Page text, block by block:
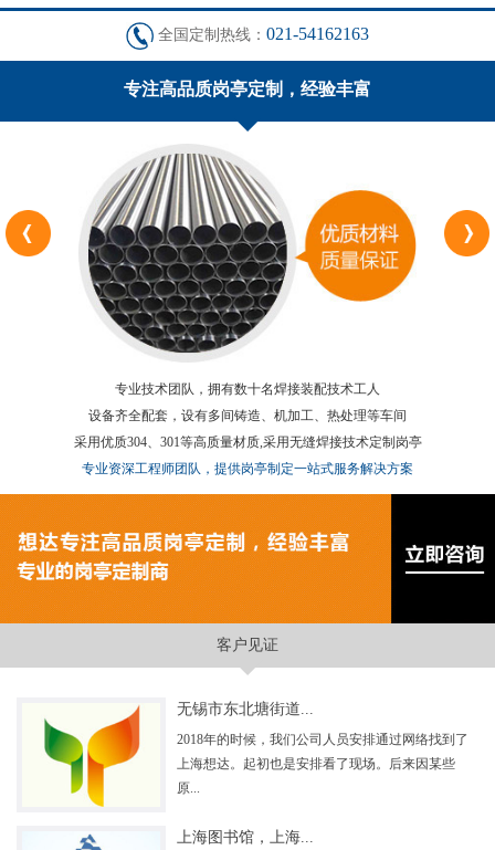
全国定制热线： 021-54162163
专注高品质岗亭定制，经验丰富
专业技术团队，拥有数十名焊接装配技术工人
设备齐全配套，设有多间铸造、机加工、热处理等车间
采用优质304、301等高质量材质,采用无缝焊接技术定制岗亭
专业资深工程师团队，提供岗亭制定一站式服务解决方案
客户见证
无锡市东北塘街道...
2018年的时候，我们公司人员安排通过网络找到了
上海想达。起初也是安排看了现场。后来因某些
原...
上海图书馆，上海...